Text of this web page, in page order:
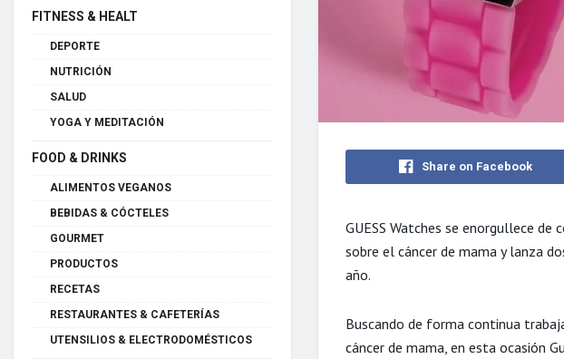
Share on Facebook
GUESS Watches se enorgullece
sobre el cáncer de mama y lanza
año.
Buscando de forma continua
cáncer de mama, en esta ocasión
FITNESS & HEALT
DEPORTE
NUTRICIÓN
SALUD
YOGA Y MEDITACIÓN
FOOD & DRINKS
ALIMENTOS VEGANOS
BEBIDAS & CÓCTELES
GOURMET
PRODUCTOS
RECETAS
RESTAURANTES & CAFETERÍAS
UTENSILIOS & ELECTRODOMÉSTICOS